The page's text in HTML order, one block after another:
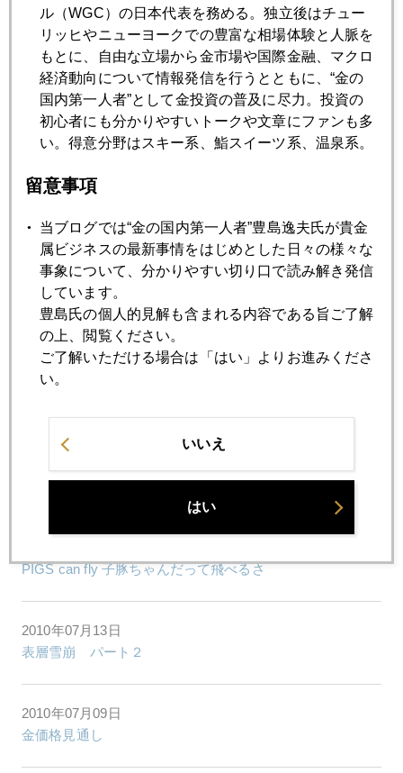
2010年07月27日
ストレステストが必要なファニーメイ
2010年07月26日
疑心暗鬼
金融規制 － 性善説か性悪説か
2010年07月22日
出口戦略からクイーンエリザベス２号（ＱＥ２）を模索へ
2010年07月21日
PIGS can fly 子豚ちゃんだって飛べるさ
2010年07月13日
表層雪崩 パート２
2010年07月09日
金価格見通し
ル（WGC）の日本代表を務める。独立後はチュー
リッヒやニューヨークでの豊富な相場体験と人脈を
もとに、自由な立場から金市場や国際金融、マクロ
経済動向について情報発信を行うとともに、“金の
国内第一人者”として金投資の普及に尽力。投資の
初心者にも分かりやすいトークや文章にファンも多
い。得意分野はスキー系、鮨スイーツ系、温泉系。
留意事項
当ブログでは“金の国内第一人者”豊島逸夫氏が貴金
属ビジネスの最新事情をはじめとした日々の様々な
事象について、分かりやすい切り口で読み解き発信
しています。
豊島氏の個人的見解も含まれる内容である旨ご了解
の上、閲覧ください。
ご了解いただける場合は「はい」よりお進みくださ
い。
いいえ
はい